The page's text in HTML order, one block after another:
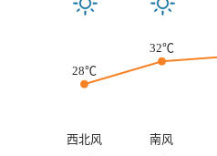
28℃
32℃
西北风 南风